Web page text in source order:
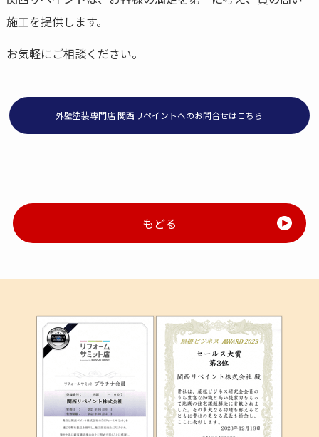
施工を提供します。
お気軽にご相談ください。
外壁塗装専門店 関西リペイントへのお問合せはこちら
もどる